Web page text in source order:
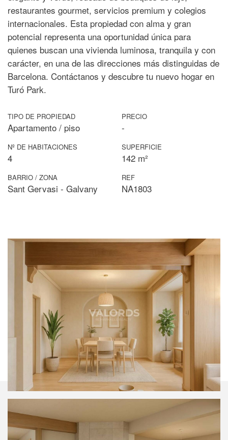
restaurantes gourmet, servicios premium y colegios
internacionales. Esta propiedad con alma y gran
potencial representa una oportunidad única para
quienes buscan una vivienda luminosa, tranquila y con
carácter, en una de las direcciones más distinguidas de
Barcelona. Contáctanos y descubre tu nuevo hogar en
Turó Park.
TIPO DE PROPIEDAD
Apartamento / piso
PRECIO
-
Nº DE HABITACIONES
4
SUPERFICIE
142 m²
BARRIO / ZONA
Sant Gervasi - Galvany
REF
NA1803